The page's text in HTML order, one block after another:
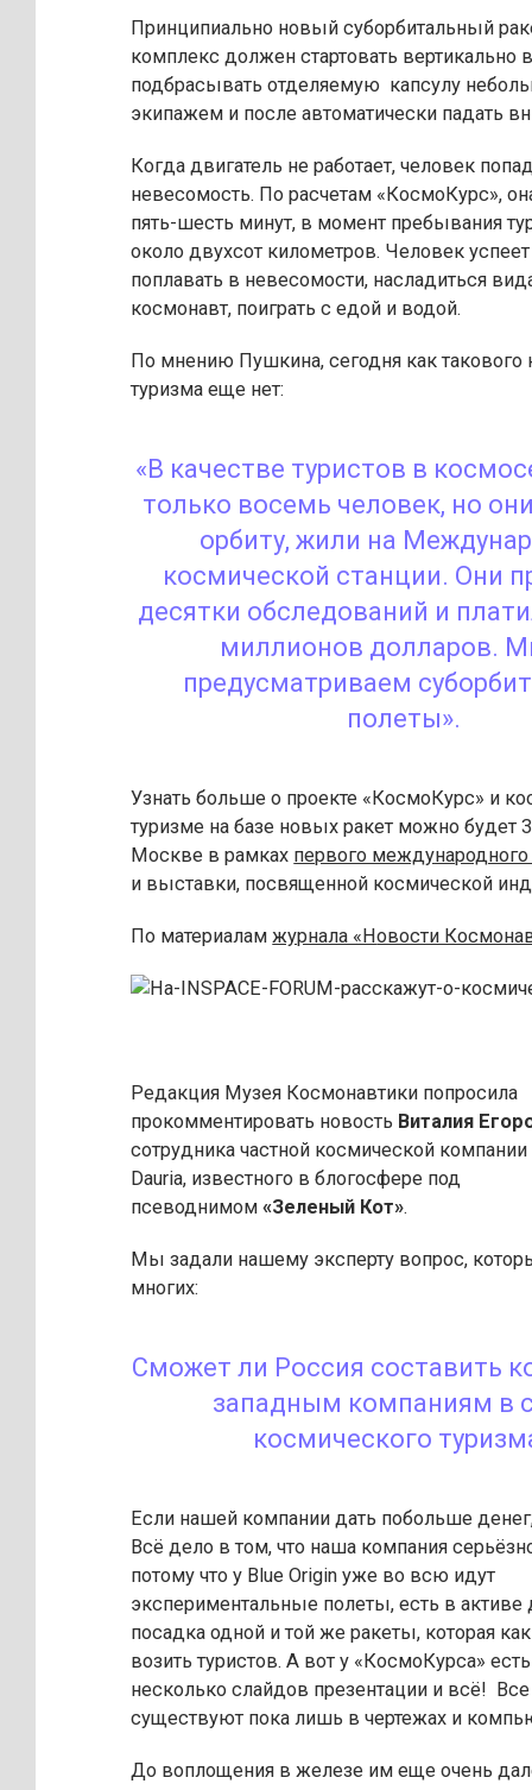
Принципиально новый суборбитальный
комплекс должен стартовать вертикально
подбрасывать отделяемую капсулу
экипажем и после автоматически падать
Когда двигатель не работает, человек
невесомость. По расчетам «КосмоКурс»,
пять-шесть минут, в момент пребывания
около двухсот километров. Человек успеет
поплавать в невесомости, насладиться
космонавт, поиграть с едой и водой.
По мнению Пушкина, сегодня как такового
туризма еще нет:
«В качестве туристов в
только восемь человек, но
орбиту, жили на
космической станции. Они
десятки обследований и
миллионов долларов.
предусматриваем
полеты».
Узнать больше о проекте «КосмоКурс» и
туризме на базе новых ракет можно будет
Москве в рамках первого
и выставки, посвященной космической
По материаламжурнала «Новости
Редакция Музея Космонавтики попросила
прокомментировать новость Виталия
сотрудника частной космической компании
Dauria, известного в блогосфере под
псеводнимом«Зеленый Кот».
Мы задали нашему эксперту вопрос,
многих:
Сможет ли Россия составить
западным компаниям в
космического
Если нашей компании дать побольше денег,
Всё дело в том, что наша компания
потому что у Blue Origin уже во всю идут
экспериментальные полеты, есть в активе
посадка одной и той же ракеты, которая
возить туристов. А вот у «КосмоКурса»
несколько слайдов презентации и всё!
существуют пока лишь в чертежах и
До воплощения в железе им еще очень